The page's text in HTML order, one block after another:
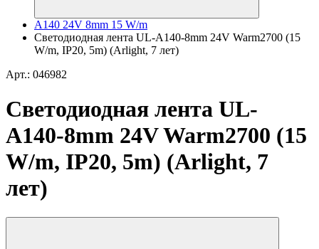
A140 24V 8mm 15 W/m
Светодиодная лента UL-A140-8mm 24V Warm2700 (15
W/m, IP20, 5m) (Arlight, 7 лет)
Арт.: 046982
Светодиодная лента UL-
A140-8mm 24V Warm2700 (15
W/m, IP20, 5m) (Arlight, 7
лет)